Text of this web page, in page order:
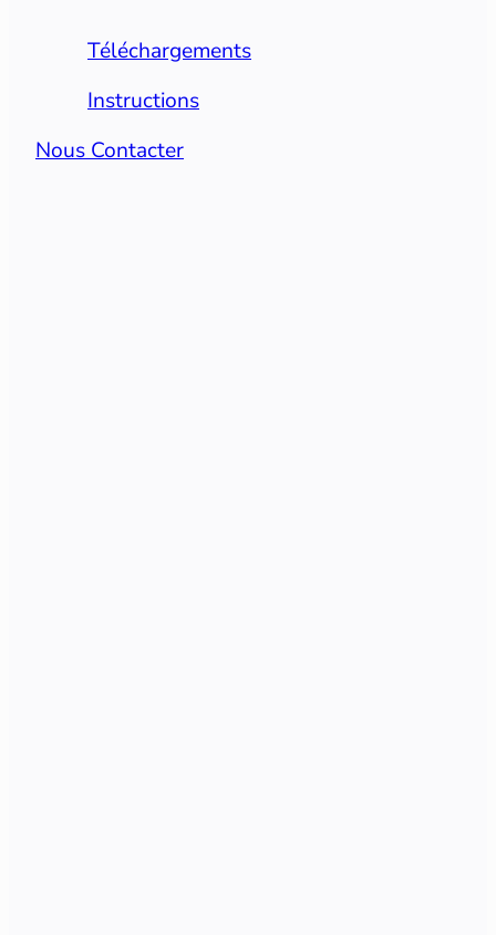
Téléchargements
Instructions
Nous Contacter